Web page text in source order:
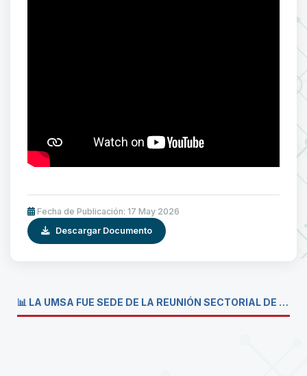
Fecha de Publicación: 17 May 2026
Descargar Documento
📊 LA UMSA FUE SEDE DE LA REUNIÓN SECTORIAL DE CARRERAS DE ECONOMÍA DEL SISTEMA DE LA UNIVERSIDAD BOLIVIANA💼